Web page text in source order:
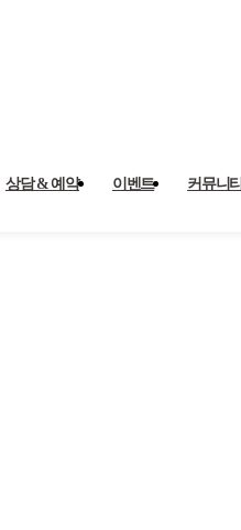
상담 & 예약 이벤트 커뮤니티